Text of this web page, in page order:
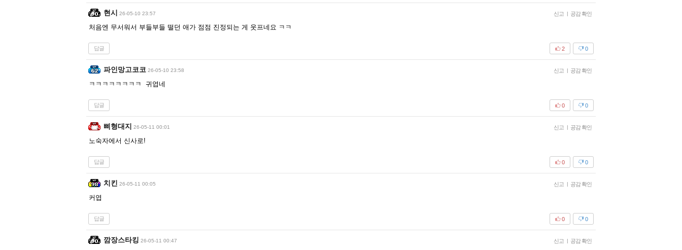
현시 26-05-10 23:57 신고 | 공감 확인
처음엔 무서워서 부들부들 떨던 애가 점점 진정되는 게 웃프네요 ㅋㅋ
답글 0
2
파인망고코코 26-05-10 23:58 신고 | 공감 확인
ㅋㅋㅋㅋㅋㅋㅋㅋ 귀엽네
답글 0
0
삐형대지 26-05-11 00:01 신고 | 공감 확인
노숙자에서 신사로!
답글 0
0
치킨 26-05-11 00:05 신고 | 공감 확인
커엽
답글 0
0
깜장스타킹 26-05-11 00:47 신고 | 공감 확인